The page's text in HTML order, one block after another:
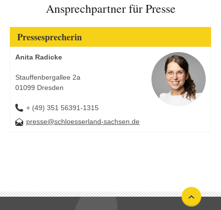
Ansprechpartner für Presse
Pressesprecherin
Anita Radicke
Stauffenbergallee 2a
01099 Dresden
+ (49) 351 56391-1315
presse@schloesserland-sachsen.de